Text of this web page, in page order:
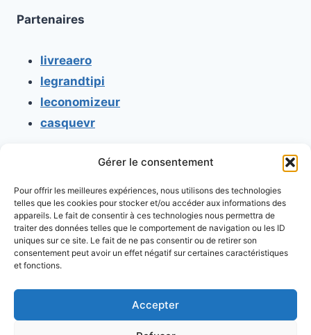
Gérer le consentement
Pour offrir les meilleures expériences, nous utilisons des technologies
telles que les cookies pour stocker et/ou accéder aux informations des
appareils. Le fait de consentir à ces technologies nous permettra de
traiter des données telles que le comportement de navigation ou les ID
uniques sur ce site. Le fait de ne pas consentir ou de retirer son
consentement peut avoir un effet négatif sur certaines caractéristiques
et fonctions.
Accepter
Partenaires
livreaero
legrandtipi
leconomizeur
casquevr
Mentions légales
Conditions générales d'utilisation
Conditions générales de vente
Politique de cookies
Politique de confidentialité